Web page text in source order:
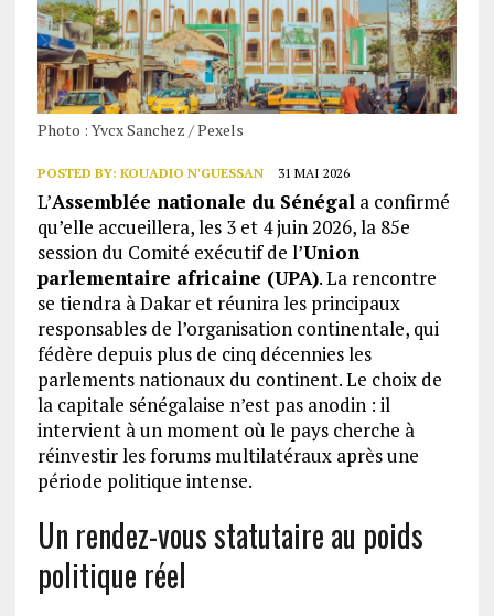
Photo : Yvcx Sanchez / Pexels
POSTED BY: KOUADIO N'GUESSAN 31 MAI 2026
L’Assemblée nationale du Sénégala confirmé
qu’elle accueillera, les 3 et 4 juin 2026, la 85e
session du Comité exécutif de l’Union
parlementaire africaine (UPA). La rencontre
se tiendra à Dakar et réunira les principaux
responsables de l’organisation continentale, qui
fédère depuis plus de cinq décennies les
parlements nationaux du continent. Le choix de
la capitale sénégalaise n’est pas anodin : il
intervient à un moment où le pays cherche à
réinvestir les forums multilatéraux après une
période politique intense.
Un rendez-vous statutaire au poids
politique réel